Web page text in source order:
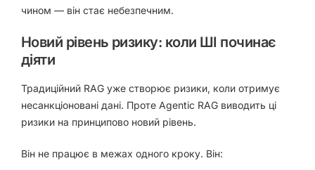
чином — він стає небезпечним.
Новий рівень ризику: коли ШІ починає
діяти
Традиційний RAG уже створює ризики, коли отримує
несанкціоновані дані. Проте Agentic RAG виводить ці
ризики на принципово новий рівень.
Він не працює в межах одного кроку. Він: